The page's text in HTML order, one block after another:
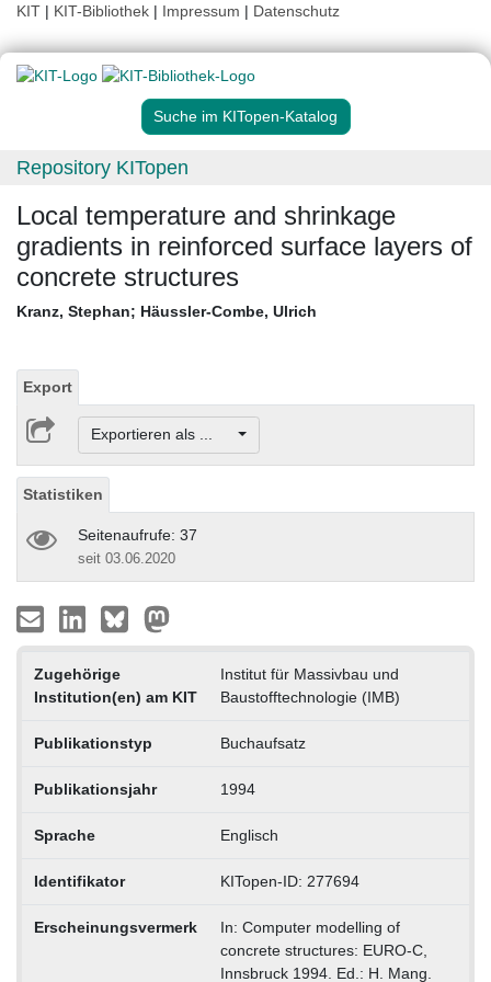
KIT | KIT-Bibliothek | Impressum | Datenschutz
Suche im KITopen-Katalog
Repository KITopen
Local temperature and shrinkage
gradients in reinforced surface layers of
concrete structures
Kranz, Stephan; Häussler-Combe, Ulrich
Export
Exportieren als ...
Statistiken
Seitenaufrufe: 37
seit 03.06.2020
Zugehörige
Institution(en) am KIT
Institut für Massivbau und
Baustofftechnologie (IMB)
Publikationstyp Buchaufsatz
Publikationsjahr 1994
Sprache Englisch
Identifikator KITopen-ID: 277694
Erscheinungsvermerk
In: Computer modelling of
concrete structures: EURO-C,
Innsbruck 1994. Ed.: H. Mang.